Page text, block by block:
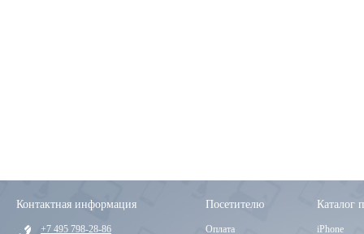
Контактная информация
+7 495 798-28-86
Посетителю
Оплата
Каталог
iPhone